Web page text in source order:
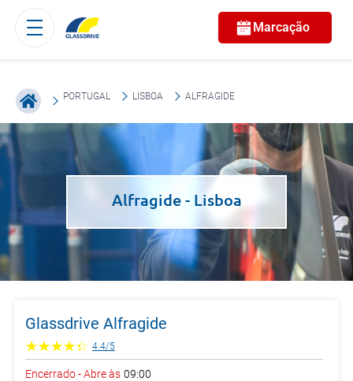
Marcação
PORTUGAL LISBOA ALFRAGIDE
Alfragide - Lisboa
Glassdrive Alfragide
4.4/5
Encerrado-Abre às 09:00